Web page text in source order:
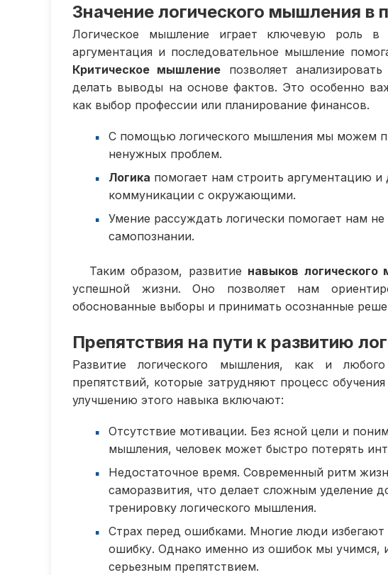
Значение логического мышления в
Логическое мышление играет ключевую роль в
аргументация и последовательное мышление
Критическое мышление позволяет
делать выводы на основе фактов. Это особенно
как выбор профессии или планирование финансов.
С помощью логического мышления мы можем
ненужных проблем.
Логика помогает нам строить аргументацию
коммуникации с окружающими.
Умение рассуждать логически помогает нам
самопознании.
Таким образом, развитие навыков логического
успешной жизни. Оно позволяет нам
обоснованные выборы и принимать осознанные
Препятствия на пути к развитию
Развитие логического мышления, как и
препятствий, которые затрудняют процесс
улучшению этого навыка включают:
Отсутствие мотивации. Без ясной цели и
мышления, человек может быстро потерять
Недостаточное время. Современный ритм
саморазвития, что делает сложным уделение
тренировку логического мышления.
Страх перед ошибками. Многие люди избегают
ошибку. Однако именно из ошибок мы учимся,
серьезным препятствием.